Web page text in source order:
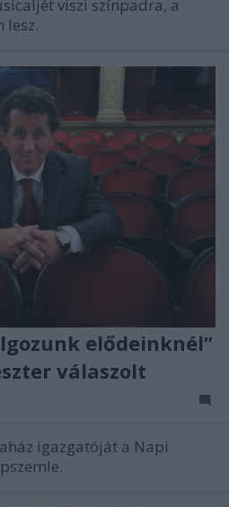
viszi színpadra, a
lesz.
elődeinknél”
válaszolt
igazgatóját a Napi